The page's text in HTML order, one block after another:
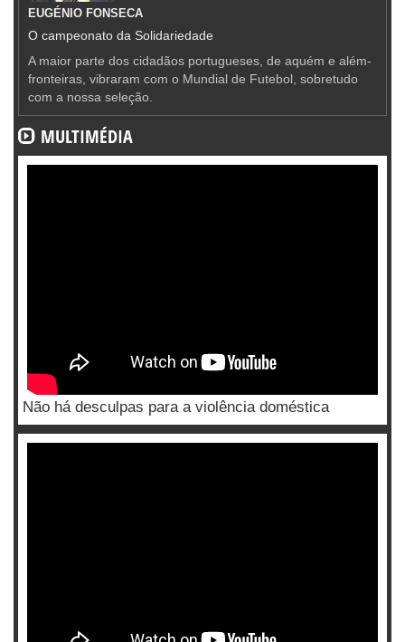
EUGÉNIO FONSECA
O campeonato da Solidariedade
A maior parte dos cidadãos portugueses, de aquém e além-
fronteiras, vibraram com o Mundial de Futebol, sobretudo
com a nossa seleção.
MULTIMÉDIA
Não há desculpas para a violência doméstica